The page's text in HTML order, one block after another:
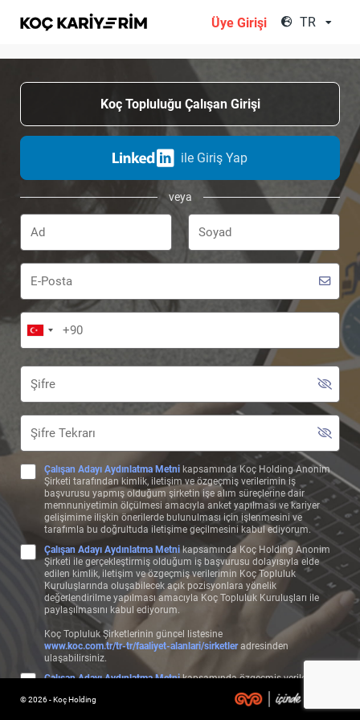
Üye Girişi TR
Koç Topluluğu Çalışan Girişi
ile Giriş Yap
veya
Çalışan Adayı Aydınlatma Metni kapsamında Koç Holding Anonim
Şirketi tarafından kimlik, iletişim ve özgeçmiş verilerimin iş
başvurusu yapmış olduğum şirketin işe alım süreçlerine dair
memnuniyetimin ölçülmesi amacıyla anket yapılması ve kariyer
gelişimime ilişkin önerilerde bulunulması için işlenmesini ve
tarafımla bu doğrultuda iletişime geçilmesini kabul ediyorum.
Çalışan Adayı Aydınlatma Metnikapsamında Koç Holding Anonim
Şirketi ile gerçekleştirmiş olduğum iş başvurusu dolayısıyla elde
edilen kimlik, iletişim ve özgeçmiş verilerimin Koç Topluluk
Kuruluşlarında oluşabilecek açık pozisyonlara yönelik
değerlendirilme yapılması amacıyla Koç Topluluk Kuruluşları ile
paylaşılmasını kabul ediyorum.
Koç Topluluk Şirketlerinin güncel listesine
www.koc.com.tr/tr-tr/faaliyet-alanlari/sirketleradresinden
ulaşabilirsiniz.
Çalışan Adayı Aydınlatma Metnikapsamında özgeçmiş verilerimin,
başvuru bilgilerime uygun olan pozisyonlarda değerlendirilebilmem
ve bu çerçeve özgeçmişime uygun şekilde test, görüşme, form ve
© 2026 - Koç Holding